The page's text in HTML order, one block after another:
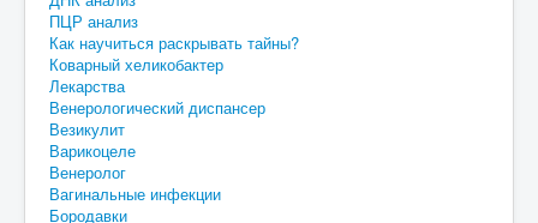
ПЦР анализ
Как научиться раскрывать тайны?
Коварный хеликобактер
Лекарства
Венерологический диспансер
Везикулит
Варикоцеле
Венеролог
Вагинальные инфекции
Бородавки